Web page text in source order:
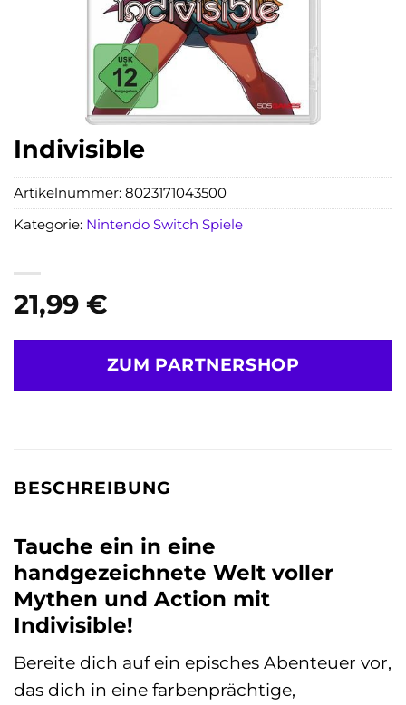
Indivisible
21,99 €
ZUM PARTNERSHOP
Artikelnummer: 8023171043500
Kategorie: Nintendo Switch Spiele
BESCHREIBUNG
Tauche ein in eine
handgezeichnete Welt voller
Mythen und Action mit
Indivisible!
Bereite dich auf ein episches Abenteuer vor,
das dich in eine farbenprächtige,